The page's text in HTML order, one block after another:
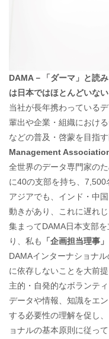
DAMA－「ダーマ」と読
は日本ではほとんどいない
当社が長年携わっている
輩出や企業・組織におけ
などの普及・啓蒙を目指
Management Association
全世界のデータ専門家の
に40の支部を持ち、7,500
アジアでも、インド・中
動きがあり、これに遅れ
集まってDAMA日本支部
り、私も
「企画担当理事」
DAMAインターナショナ
に依存しないことを大前
主的・自発的なボランテ
データや情報、知識をエ
する必要性の理解を促し
ョナルの基本原則に従って